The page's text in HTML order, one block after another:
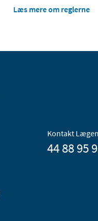
Læs mere om reglerne
Kontakt
44 88 95